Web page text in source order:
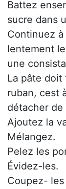
Battez
sucre dans
Continuez
lentement
une
La pâte doit
ruban, cest
détacher
Ajoutez la
Mélangez.
Pelez les
Évidez-les.
Coupez-